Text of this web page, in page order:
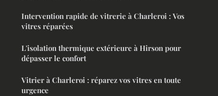
Intervention rapide de vitrerie à Charleroi : Vos
vitres réparées
L'isolation thermique extérieure à Hirson pour
dépasser le confort
Vitrier à Charleroi : réparez vos vitres en toute
urgence